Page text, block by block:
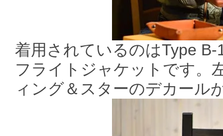
着用されているのはType
フライトジャケットです。
ィング＆スターのデカール